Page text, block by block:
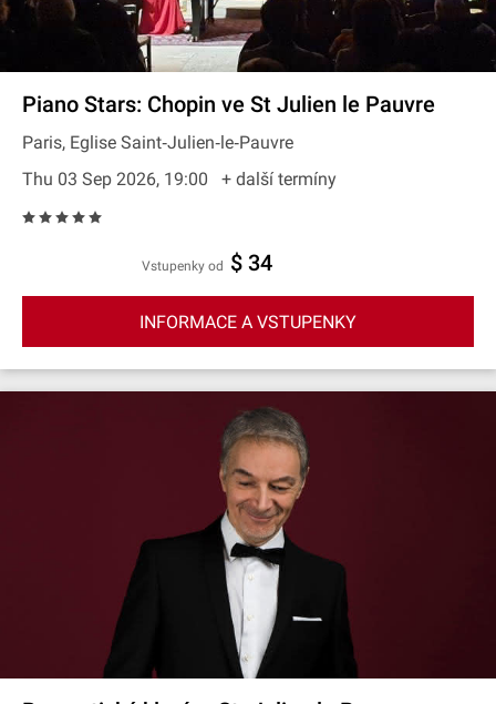
Piano Stars: Chopin ve St Julien le Pauvre
Paris, Eglise Saint‐Julien‐le‐Pauvre
Thu 03 Sep 2026, 19:00
+ další termíny
Vstupenky od $ 34
INFORMACE A VSTUPENKY